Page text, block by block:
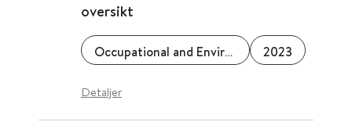
oversikt
Occupational and Environmental Medicine 2023
Detaljer